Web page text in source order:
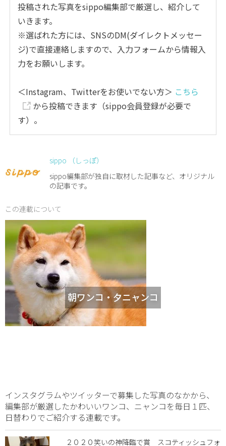
投稿された写真をsippo編集部で厳選し、紹介して
いきます。
※選ばれた方には、SNSのDM(ダイレクトメッセー
ジ)で直接連絡しますので、入力フォームから情報入
力をお願いします。
＜Instagram、Twitterをお使いでない方＞ こちら
から投稿できます（sippo会員登録が必要で
す）。
sippo （しっぽ）
sippo編集部が独自に取材した記事など、オリジナル
の記事です。
この連載について
朝ワンコ・夕ニャンコ
インスタグラムやツイッターで募集した写真のなかから、
編集部が厳選したかわいいワンコ、ニャンコを毎日１匹、
日替わりでご紹介する連載です。
２０２０笑いの神降臨で賞 スコティッシュフォ